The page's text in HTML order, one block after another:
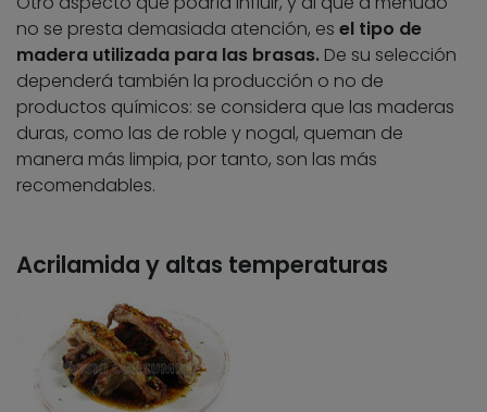
no se presta demasiada atención, es el tipo de
madera utilizada para las brasas. De su selección
dependerá también la producción o no de
productos químicos: se considera que las maderas
duras, como las de roble y nogal, queman de
manera más limpia, por tanto, son las más
recomendables.
Acrilamida y altas temperaturas